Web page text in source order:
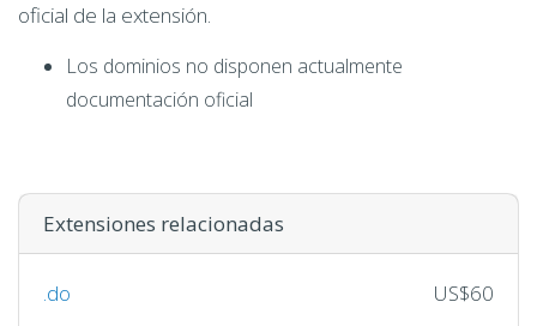
oficial de la extensión.
Los dominios no disponen actualmente
documentación oficial
Extensiones relacionadas
.do
US$60